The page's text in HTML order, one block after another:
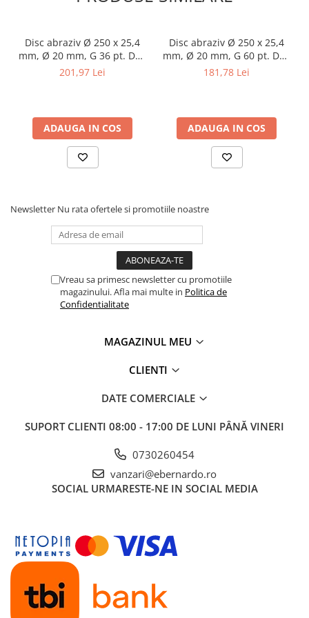
Exhaustor pentru aschii metal
Masini de gaurit cu talpa
Accesorii prelucrare metal
Universale de strung si accesorii
pentru strunguri
Flanșă
Fălcile pentru 3-bacuri DK11
Fălcile pentru 4-bacuri DK12
Mandrine independente
Mandrină cu 3 fălci din fontă
Mandrină cu 3 fălci din otel
Mandrină cu 4 fălci din otel
Standuri pentru strunguri
Instrumente de prindere
unelte
Elemente de prindere mecanică
Menghine
Instrumente de masurare
Afisaj digital
Bloc ecartament, masurare și
testare
Disc abraziv Ø 250 x 25,4
mm, Ø 20 mm, G 36 pt. DSA
250
201,97 Lei
ADAUGA IN COS
Disc abraziv Ø 250 x 25,4
mm, Ø 20 mm, G 60 pt. DSA
250
181,78 Lei
ADAUGA IN COS
Newsletter Nu rata ofertele si promotiile noastre
Vreau sa primesc newsletter cu promotiile
magazinului. Afla mai multe in Politica de
Confidentialitate
MAGAZINUL MEU
CLIENTI
DATE COMERCIALE
SUPORT CLIENTI 08:00 - 17:00 DE LUNI PÂNĂ VINERI
0730260454
vanzari@ebernardo.ro
SOCIAL URMARESTE-NE IN SOCIAL MEDIA